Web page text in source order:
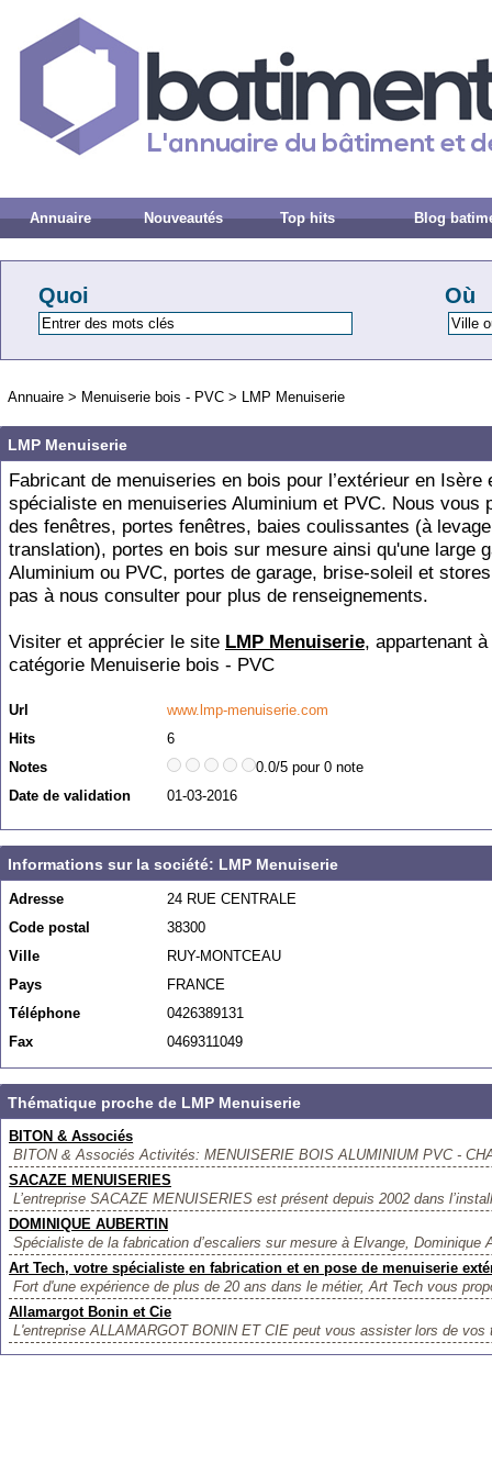
Annuaire Nouveautés Top hits Blog
Quoi Où
Annuaire > Menuiserie bois - PVC > LMP Menuiserie
LMP Menuiserie
Fabricant de menuiseries en bois pour l’extérieur en Isère
spécialiste en menuiseries Aluminium et PVC. Nous vous
des fenêtres, portes fenêtres, baies coulissantes (à
translation), portes en bois sur mesure ainsi qu'une large
Aluminium ou PVC, portes de garage, brise-soleil et
pas à nous consulter pour plus de renseignements.
Visiter et apprécier le site LMP Menuiserie, appartenant à
catégorie Menuiserie bois - PVC
Url
www.lmp-menuiserie.com
Hits
6
Notes
0.0/5 pour 0 note
Date de validation
01-03-2016
Informations sur la société: LMP Menuiserie
Adresse
24 RUE CENTRALE
Code postal
38300
Ville
RUY-MONTCEAU
Pays
FRANCE
Téléphone
0426389131
Fax
0469311049
Thématique proche de LMP Menuiserie
BITON & Associés
BITON & Associés Activités: MENUISERIE BOIS ALUMINIUM PVC -
SACAZE MENUISERIES
L’entreprise SACAZE MENUISERIES est présent depuis 2002 dans
DOMINIQUE AUBERTIN
Spécialiste de la fabrication d’escaliers sur mesure à Elvange, Dominique
Art Tech, votre spécialiste en fabrication et en pose de menuiserie
Fort d'une expérience de plus de 20 ans dans le métier, Art Tech vous
Allamargot Bonin et Cie
L'entreprise ALLAMARGOT BONIN ET CIE peut vous assister lors de